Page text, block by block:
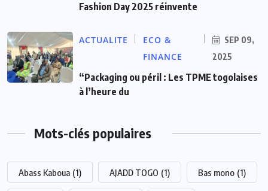
Fashion Day 2025 réinvente
ACTUALITE
ECO &
FINANCE
SEP 09,
2025
“Packaging ou péril : Les TPME togolaises
à l’heure du
Mots-clés populaires
Abass Kaboua (1) AJADD TOGO (1) Bas mono (1)